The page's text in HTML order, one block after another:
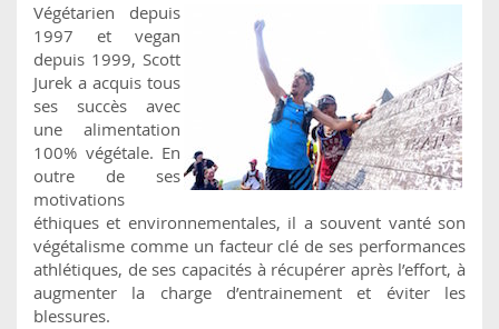
Végétarien depuis
1997 et vegan
depuis 1999, Scott
Jurek a acquis tous
ses succès avec
une alimentation
100% végétale. En
outre de ses
motivations
éthiques et environnementales, il a souvent vanté son
végétalisme comme un facteur clé de ses performances
athlétiques, de ses capacités à récupérer après l’effort, à
augmenter la charge d’entrainement et éviter les
blessures.